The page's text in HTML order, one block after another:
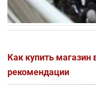
Как купить магазин
рекомендации